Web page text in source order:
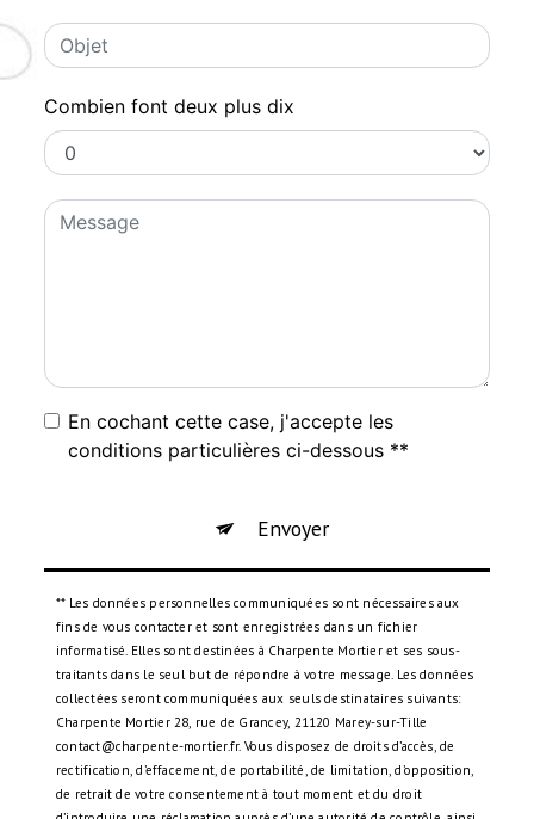
Combien font deux plus dix
En cochant cette case, j'accepte les
conditions particulières ci-dessous **
Envoyer
** Les données personnelles communiquées sont nécessaires aux
fins de vous contacter et sont enregistrées dans un fichier
informatisé. Elles sont destinées à Charpente Mortier et ses sous-
traitants dans le seul but de répondre à votre message. Les données
collectées seront communiquées aux seuls destinataires suivants:
Charpente Mortier 28, rue de Grancey, 21120 Marey-sur-Tille
contact@charpente-mortier.fr. Vous disposez de droits d’accès, de
rectification, d’effacement, de portabilité, de limitation, d’opposition,
de retrait de votre consentement à tout moment et du droit